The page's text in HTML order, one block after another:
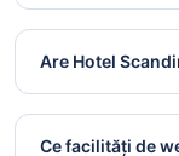
Are Hotel
Ce facilități de